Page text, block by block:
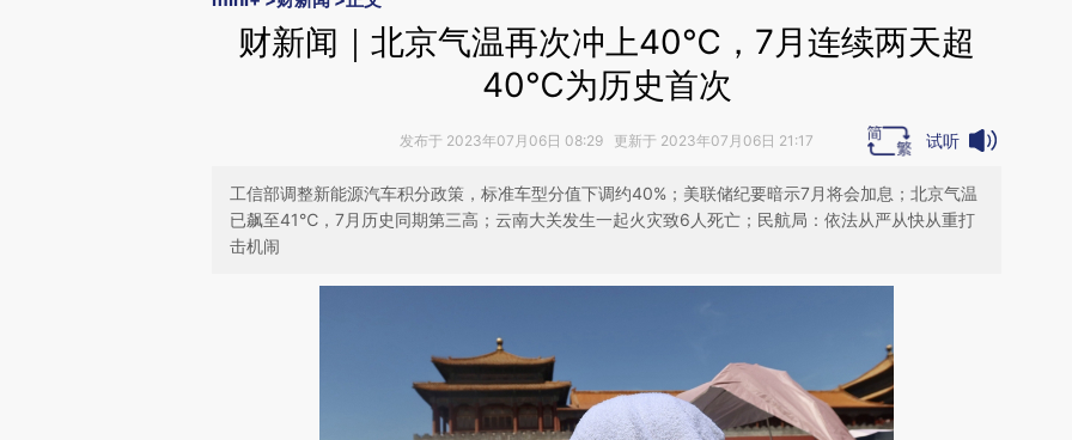
财新闻｜北京气温再次冲上40℃，7月连续两天超
40℃为历史首次
发布于 2023年07月06日 08:29 更新于 2023年07月06日 21:17 试听
工信部调整新能源汽车积分政策，标准车型分值下调约40%；美联储纪要暗示7月将会加息；北京气温
已飙至41℃，7月历史同期第三高；云南大关发生一起火灾致6人死亡；民航局：依法从严从快从重打
击机闹